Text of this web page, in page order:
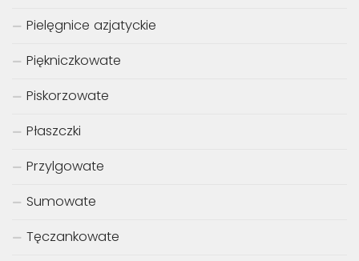
Pielęgnice azjatyckie
Piękniczkowate
Piskorzowate
Płaszczki
Przylgowate
Sumowate
Tęczankowate